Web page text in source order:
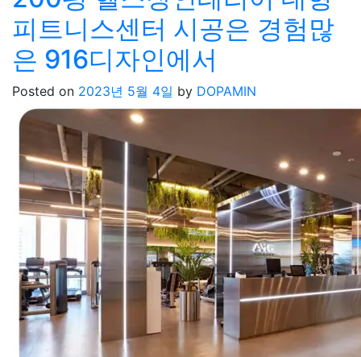
피트니스센터 시공은 경험많
은 916디자인에서
Posted on 2023년 5월 4일 by DOPAMIN